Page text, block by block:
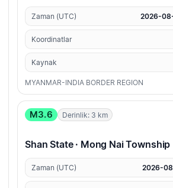
Zaman (UTC) 2026-
Koordinatlar
Kaynak
MYANMAR-INDIA BORDER REGION
M3.6 Derinlik: 3 km
Shan State · Mong Nai Township
Zaman (UTC) 2026-